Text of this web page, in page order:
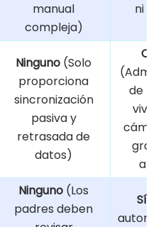
manual
compleja)
ni
Ninguno (Solo
proporciona
sincronización
pasiva y
retrasada de
datos)
de
vivo,
Ninguno (Los
padres deben
Sí